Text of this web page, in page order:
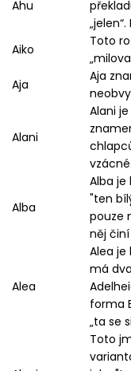
Ahu
Aiko
Toto
Aja
Aja
Alani
Alani
Alba
Alba
"ten
pouze
něj
Alea
Alea je
má
forma
„ta se
Toto